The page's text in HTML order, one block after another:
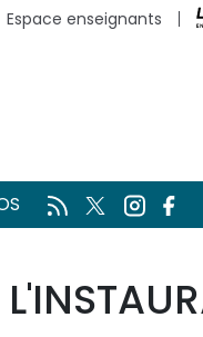
Espace enseignants